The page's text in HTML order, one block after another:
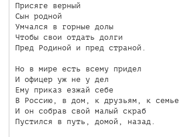
Присяге верный
Сын родной
Умчался в горные долы
Чтобы свои отдать долги
Пред Родиной и пред страной.
Но в мире есть всему придел
И офицер уж не у дел
Ему приказ езжай себе
В Россию, в дом, к друзьям, к семье
И он собрав свой малый скраб
Пустился в путь, домой, назад.